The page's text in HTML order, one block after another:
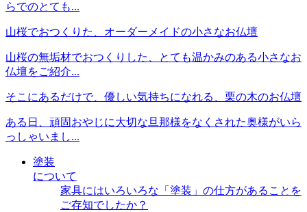
らでのとても...
山桜でおつくりた、オーダーメイドの小さなお仏壇
山桜の無垢材でおつくりした、とても温かみのある小さなお
仏壇をご紹介...
そこにあるだけで、優しい気持ちになれる、栗の木のお仏壇
ある日、頑固おやじに大切な旦那様をなくされた奥様がいら
っしゃいまし...
塗装
について
家具にはいろいろな「塗装」の仕方があることを
ご存知でしたか？